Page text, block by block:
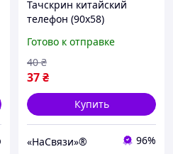
Тачскрин китайский
телефон (90х58)
Готово к отправке
37₴
40 ₴
Купить
«НаСвязи»® 96%